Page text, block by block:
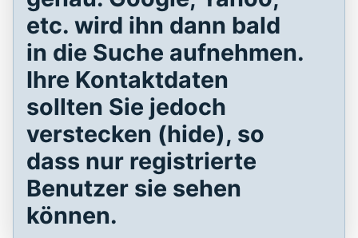
etc. wird ihn dann bald
in die Suche aufnehmen.
Ihre Kontaktdaten
sollten Sie jedoch
verstecken (hide), so
dass nur registrierte
Benutzer sie sehen
können.